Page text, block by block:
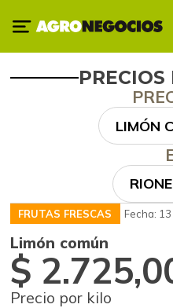
LIMÓN
FRUTAS FRESCAS Fecha:
Limón común
$
Precio por kilo